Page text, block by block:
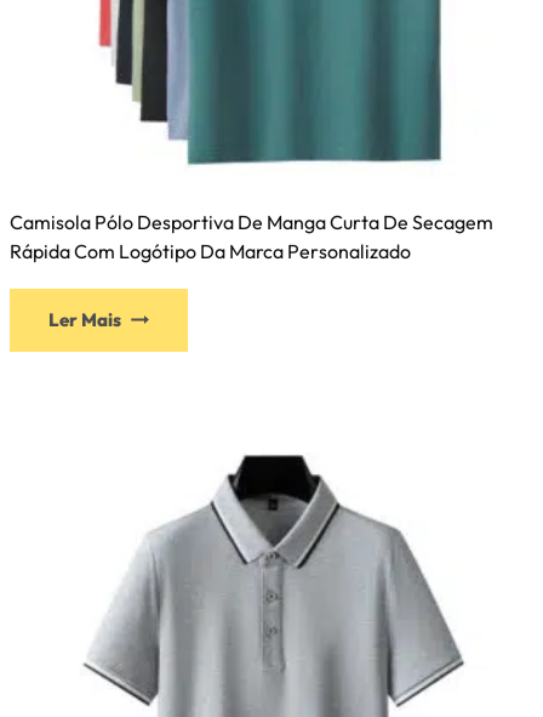
Camisola Pólo Desportiva De Manga Curta De Secagem
Rápida Com Logótipo Da Marca Personalizado
Ler Mais